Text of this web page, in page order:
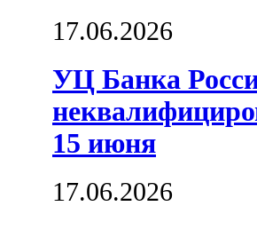
17.06.2026
УЦ Банка
15 июня
17.06.2026